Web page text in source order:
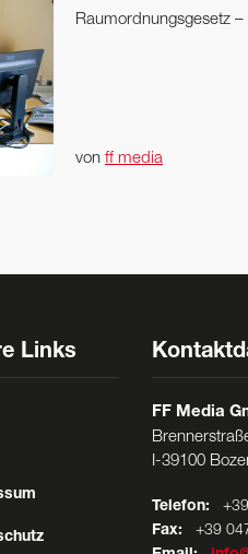
Raumordnungsgesetz
von ff media
Links
FF Media
I-39100
Telefon: +39
Fax: +39